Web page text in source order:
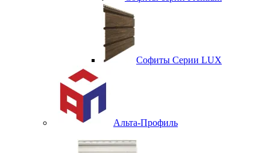
Софиты Серии LUX
Альта-Профиль